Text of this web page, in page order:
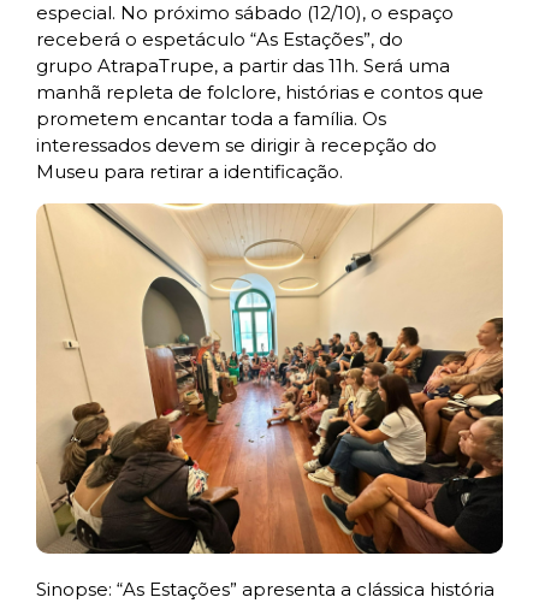
especial. No próximo sábado (12/10), o espaço
receberá o espetáculo “As Estações”, do
grupo AtrapaTrupe, a partir das 11h. Será uma
manhã repleta de folclore, histórias e contos que
prometem encantar toda a família. Os
interessados devem se dirigir à recepção do
Museu para retirar a identificação.
Sinopse: “As Estações” apresenta a clássica história